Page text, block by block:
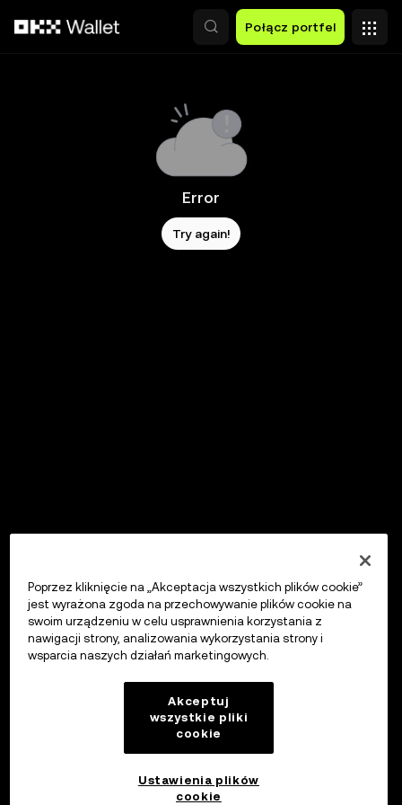
Połącz portfel
Error
Try again!
Poprzez kliknięcie na „Akceptacja wszystkich plików cookie”
jest wyrażona zgoda na przechowywanie plików cookie na
swoim urządzeniu w celu usprawnienia korzystania z
nawigacji strony, analizowania wykorzystania strony i
wsparcia naszych działań marketingowych.
Akceptuj
wszystkie pliki
cookie
Ustawienia plików
cookie